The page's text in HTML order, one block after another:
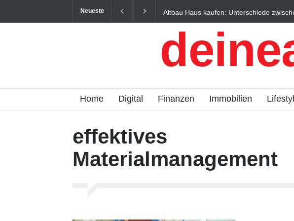
Neueste
Altbau Haus kaufen: Unterschiede
und Österreich einfach erklärt
Home Digital Finanzen Immobilien
effektives
Materialmanagement